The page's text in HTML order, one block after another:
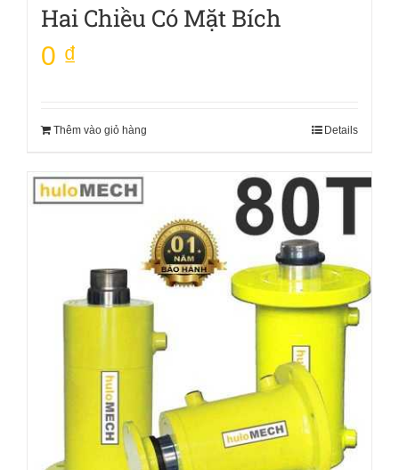
Hai Chiều Có Mặt Bích
0 ₫
Thêm vào giỏ hàng Details